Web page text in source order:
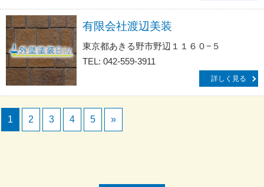
有限会社渡辺美装
東京都あきる野市野辺１１６０−５
TEL: 042-559-3911
詳しく見る
1 2 3 4 5 »